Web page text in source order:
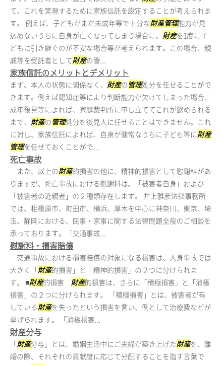
て、これを実現するために家族信託を設定することが考えられま
す。 例えば、子どもがまだ未成年等で十分な財産管理能力が見
込めないうちに自身が亡くなってしまう場合に、 財産を1度に子
どもに引き継ぐのが不安な場合等が考えられます。この場合、親
戚等を受託者として財産の管...
家族信託のメリットとデメリット
まず、本人の状態に関係なく、 財産の管理処分を任せることがで
きます。例えば認知症等により判断能力が欠けてしまった場合、
成年後見等によれば、家庭裁判所に申し立ててこれが認められる
まで、 財産の管理処分を後見人に任せることはできません。これ
に対し、家族信託によれば、自身が健常なうちに子ども等に財産
管理を任せておくことがで...
死亡事故
また、以上の財産的損害の他に、精神的損害として慰謝料があ
りますが、死亡事故における慰謝料は、「被害者自身」および
「被害者の近親者」の２種類存在します。 井上雅彦法律事務所
では、相模原市、町田市、横浜、厚木を中心に神奈川、東京、埼
玉、静岡における、民事・家事に関する法律問題全般のご相談を
承っております。「交通事故...
慰謝料・損害賠償
交通事故における損害賠償の対象になる損害は、人身事故では
大きく「財産的損害」と「精神的損害」の２つに分けられま
す。 ■財産的損害 財産的損害は、さらに「積極損害」と「消極
損害」の２つに分けられます。 「積極損害」とは、被害者が有
している財産を失ったという損害を言い、例として治療費などが
挙げられます。 「消極損害...
財産分与
「財産分与」とは、婚姻生活中にご夫婦が築き上げた財産を、離
婚の際、それぞれの貢献度に応じて分配することを指す言葉で